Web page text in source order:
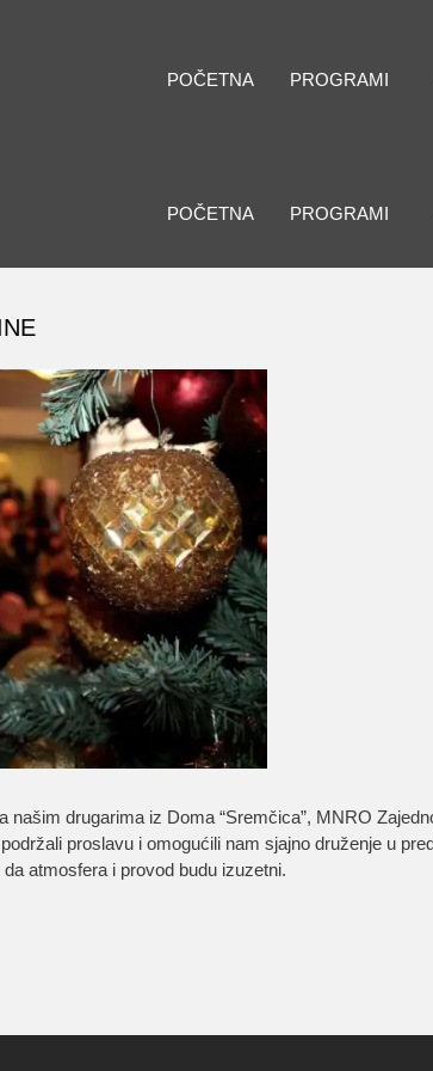
POČETNA PROGRAMI
POČETNA PROGRAMI
našim drugarima iz Doma “Sremčica”, MNRO
proslavu i omogućili nam sjajno druženje u
atmosfera i provod budu izuzetni.